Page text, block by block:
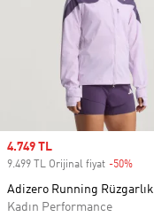
Sale price
4.749 TL
9.499 TL Orijinal fiyat -50%
Adizero Running Rüzgarlık
Kadın Performance